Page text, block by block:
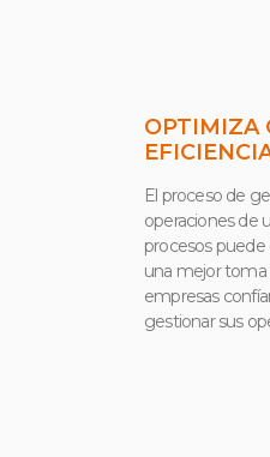
OPTIMIZA
El proceso de
operaciones de
procesos
una mejor toma
empresas
gestionar sus